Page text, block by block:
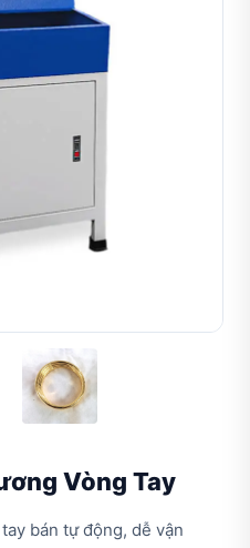
Vòng Tay
bán tự động, dễ vận